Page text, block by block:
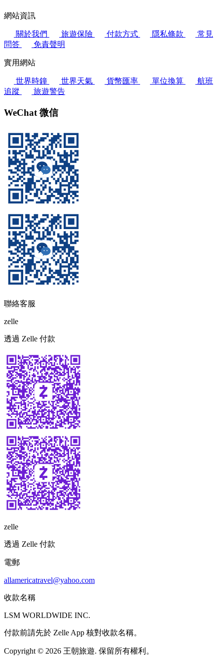
網站資訊
關於我們 旅遊保險 付款方式 隱私條款
常見
問答
免責聲明
實用網站
世界時鐘 世界天氣 貨幣匯率 單位換算
航班
追蹤
旅遊警告
WeChat 微信
聯絡客服
zelle
透過 Zelle 付款
zelle
透過 Zelle 付款
電郵
allamericatravel@yahoo.com
收款名稱
LSM WORLDWIDE INC.
付款前請先於 Zelle App 核對收款名稱。
Copyright © 2026 王朝旅遊. 保留所有權利。